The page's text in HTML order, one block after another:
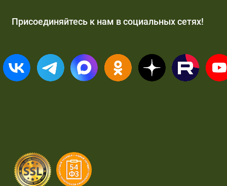
Присоединяйтесь к нам в социальных сетях!